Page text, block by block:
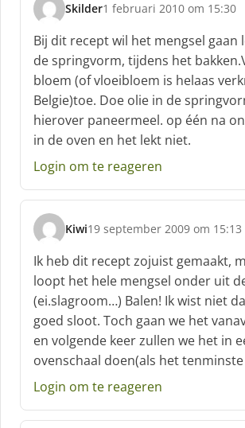
Skilder
s
c
h
r
e
e
f
:
1 februari 2010 om 15:30
Bij dit recept wil het mengsel gaan
de springvorm, tijdens het
bloem (of vloeibloem is helaas
Belgie)toe. Doe olie in de
hierover paneermeel. op één na
in de oven en het lekt niet.
Login om te reageren
Kiwi
s
c
h
r
e
e
f
19 september 2009 om 15:13
Ik heb dit recept zojuist gemaakt,
loopt het hele mengsel onder uit
(ei.slagroom…) Balen! Ik wist niet
goed sloot. Toch gaan we het
en volgende keer zullen we het in
ovenschaal doen(als het tenminste
Login om te reageren